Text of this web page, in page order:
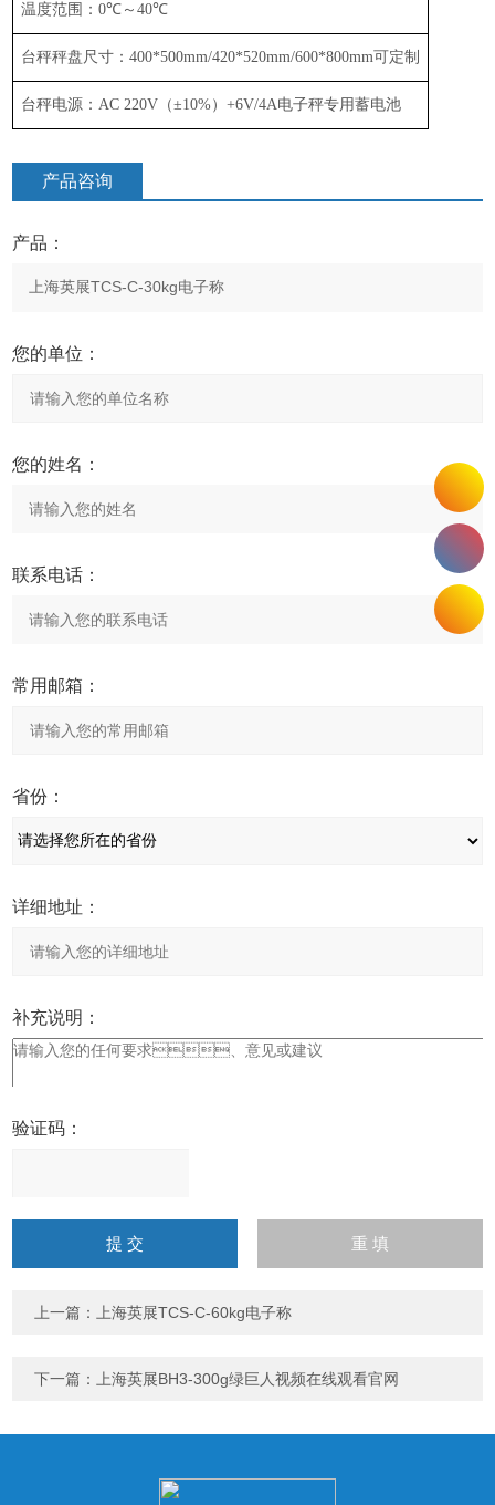
温度范围：0℃ ～40℃
台秤秤盘尺寸：400*500mm/420*520mm/600*800mm可定制
台秤电源：AC 220V （±10%）+6V/4A电子秤专用蓄电池
产品咨询
产品：
您的单位：
您的姓名：
联系电话：
常用邮箱：
省份：
详细地址：
补充说明：
验证码：
字），如：三加四=7
上一篇： 上海英展TCS-C-60kg电子称
下一篇： 上海英展BH3-300g绿巨人视频在线观看官网